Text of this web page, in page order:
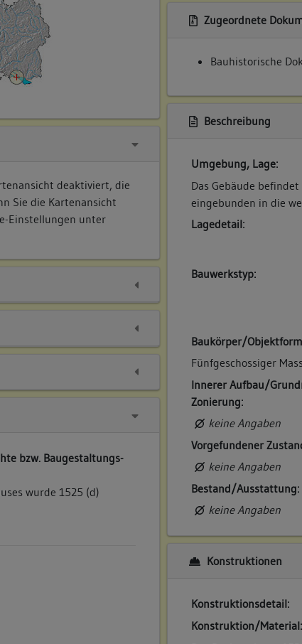
deaktiviert, die
Sie die Kartenansicht
Einstellungen unter
bzw. Baugestaltungs-
wurde 1525 (d)
Zugeordnete
Bauhistorische
Beschreibung
Umgebung, Lage:
Das Gebäude
eingebunden in die
Lagedetail:
Bauwerkstyp:
Baukörper/
Fünfgeschossiger
Innerer Aufbau/
Zonierung:
keine Angaben
Vorgefundener
keine Angaben
Bestand/Ausstattung:
keine Angaben
Konstruktionen
Konstruktionsdetail:
Konstruktion/Material: